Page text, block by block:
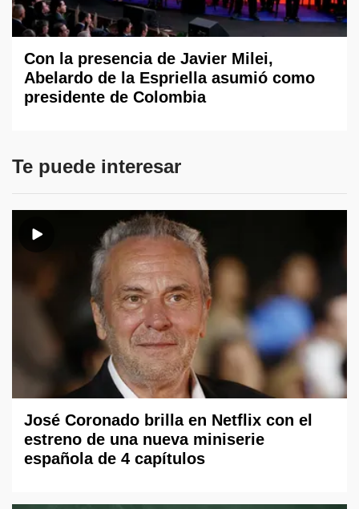
Con la presencia de Javier Milei,
Abelardo de la Espriella asumió como
presidente de Colombia
Te puede interesar
José Coronado brilla en Netflix con el
estreno de una nueva miniserie
española de 4 capítulos